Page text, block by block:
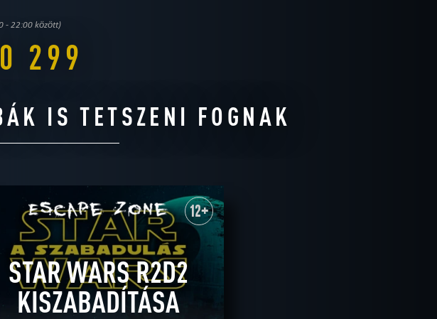
- 22:00 között)
299
IS TETSZENI FOGNAK
12+
STAR WARS R2D2
KISZABADÍTÁSA